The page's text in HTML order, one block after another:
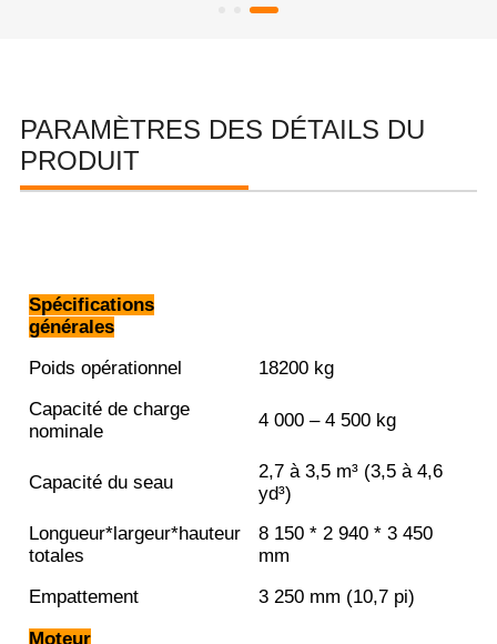
PARAMÈTRES DES DÉTAILS DU
PRODUIT
Spécifications
générales
Poids opérationnel
18200 kg
Capacité de charge
nominale
4 000 – 4 500 kg
Capacité du seau
2,7 à 3,5 m³ (3,5 à 4,6
yd³)
Longueur*largeur*hauteur
totales
8 150 * 2 940 * 3 450
mm
Empattement
3 250 mm (10,7 pi)
Moteur